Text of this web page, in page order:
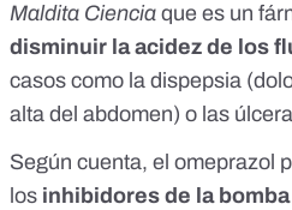
Maldita Ciencia que es un
disminuir la acidez de los
casos como la dispepsia
alta del abdomen) o las
Según cuenta, el omeprazol
los inhibidores de la